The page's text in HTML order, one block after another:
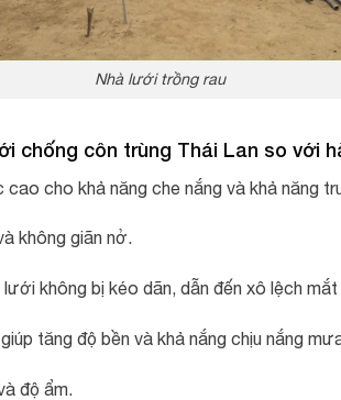
Nhà lưới trồng rau
chống côn trùng Thái Lan so với
cho khả năng che nắng và khả năng
không giãn nở.
không bị kéo dãn, dẫn đến xô lệch
tăng độ bền và khả nắng chịu nắng
độ ẩm.